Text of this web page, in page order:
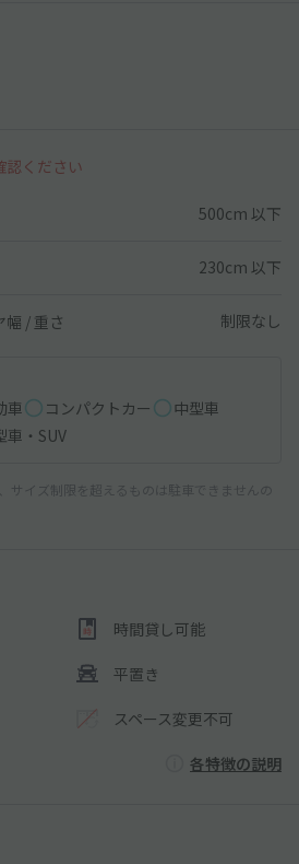
ください
500cm 以下
230cm 以下
幅 /重さ 制限なし
車 コンパクトカー
中型車
車・SUV
サイズ制限を超えるものは駐車できませんの
時間貸し可能
平置き
スペース変更不可
各特徴の説明